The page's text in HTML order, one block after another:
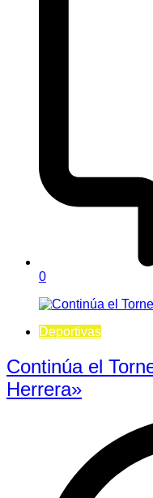
0
Deportivas
Continúa el
Herrera»